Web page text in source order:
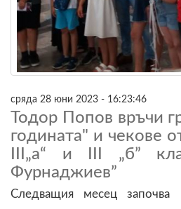
сряда 28 юни 2023 - 16:23:46
Тодор Попов връчи
годината" и чекове
III„а“ и III „б”
Фурнаджиев”
Следващия месец започва